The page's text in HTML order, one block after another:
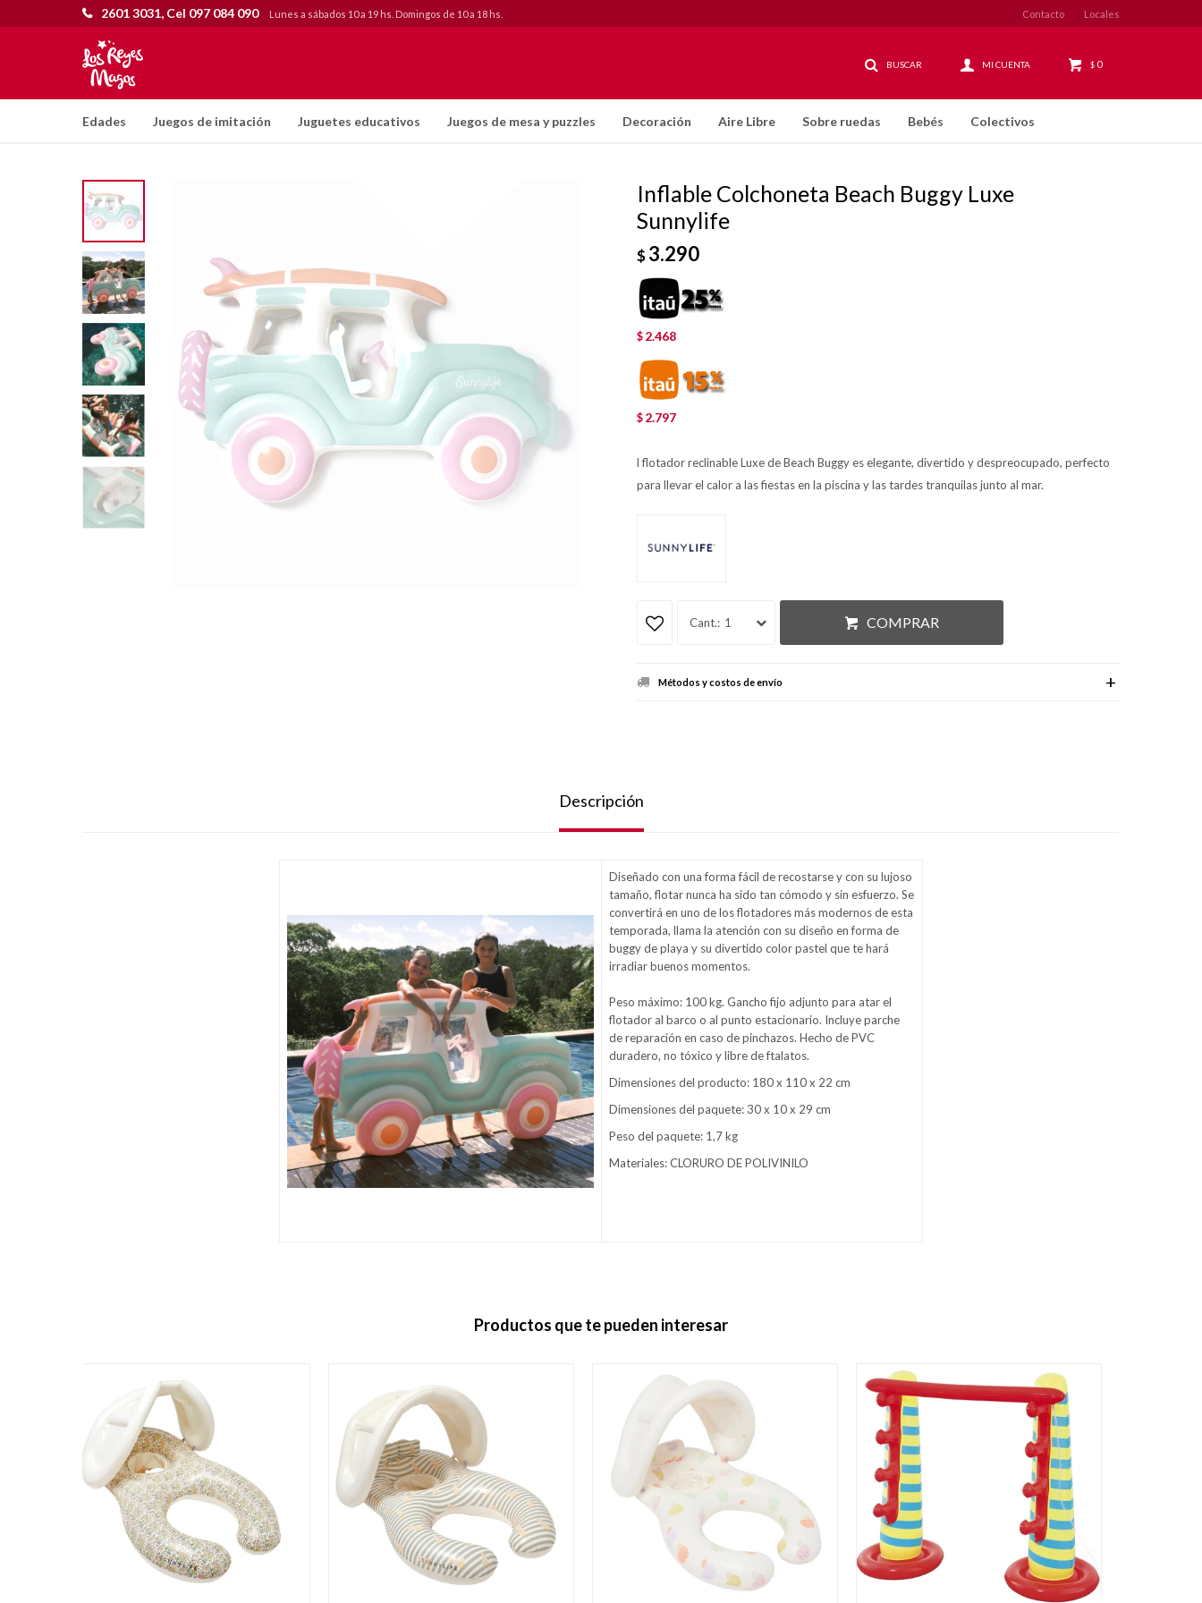
Edades Juegos de imitación Juguetes educativos Juegos de mesa y puzzles Decoración Aire Libre Sobre ruedas Bebés Colectivos
$ 0
2601 3031, Cel 097 084 090 Lunes a sábados 10 a 19 hs. Domingos de 10 a 18 hs. Contacto Locales
Inflable Colchoneta Beach Buggy Luxe
Sunnylife
$3.290
$ 2.468
$ 2.797
l flotador reclinable Luxe de Beach Buggy es elegante, divertido y despreocupado, perfecto
para llevar el calor a las fiestas en la piscina y las tardes tranquilas junto al mar.
1 COMPRAR
Métodos y costos de envío
Descripción
Diseñado con una forma fácil de recostarse y con su lujoso
tamaño, flotar nunca ha sido tan cómodo y sin esfuerzo. Se
convertirá en uno de los flotadores más modernos de esta
temporada, llama la atención con su diseño en forma de
buggy de playa y su divertido color pastel que te hará
irradiar buenos momentos.
Peso máximo: 100 kg. Gancho fijo adjunto para atar el
flotador al barco o al punto estacionario. Incluye parche
de reparación en caso de pinchazos. Hecho de PVC
duradero, no tóxico y libre de ftalatos.
Dimensiones del producto: 180 x 110 x 22 cm
Dimensiones del paquete: 30 x 10 x 29 cm
Peso del paquete: 1,7 kg
Materiales: CLORURO DE POLIVINILO
Productos que te pueden interesar